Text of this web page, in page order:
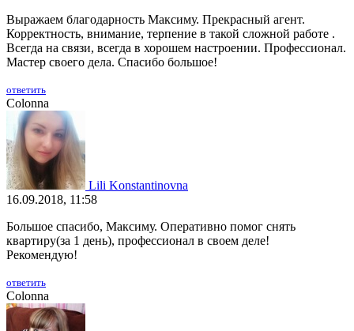
Выражаем благодарность Максиму. Прекрасный агент.
Корректность, внимание, терпение в такой сложной работе .
Всегда на связи, всегда в хорошем настроении. Профессионал.
Мастер своего дела. Спасибо большое!
ответить
Colonna
Lili Konstantinovna
16.09.2018, 11:58
Большое спасибо, Максиму. Оперативно помог снять
квартиру(за 1 день), профессионал в своем деле!
Рекомендую!
ответить
Colonna